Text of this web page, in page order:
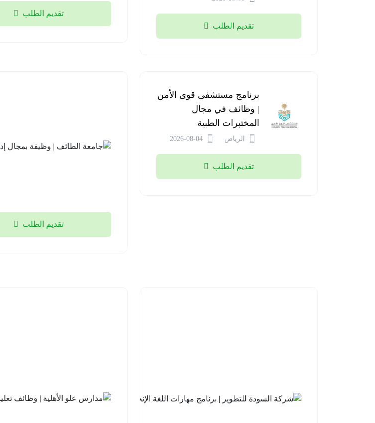
تقديم الطلب
تقديم الطلب
برنامج مستشفى قوى الأمن
| وظائف في مجال
المختبرات الطبية
الرياض
تقديم الطلب
تقديم الطلب
الإنجليزية